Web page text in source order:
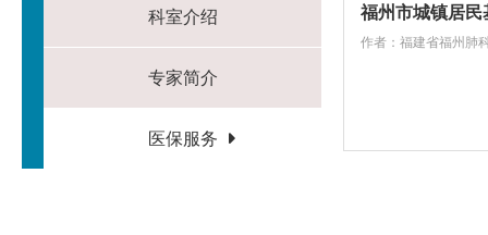
科室介绍
专家简介
医保服务
福州市城镇居
作者：福建省福州肺